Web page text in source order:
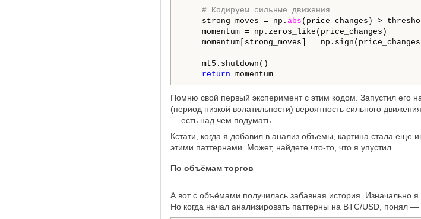
# Кодируем сильные движения
strong_moves = np. abs (price_changes) >
momentum = np.zeros_like(price_changes)
momentum[strong_moves] =
mt5.shutdown()
return momentum
Помню свой первый эксперимент с этим кодом. Запустил его
(период низкой волатильности) вероятность сильного
— есть над чем подумать.
Кстати, когда я добавил в анализ объемы, картина стала
этими паттернами. Может, найдете что-то, что я упустил.
По объёмам торгов
А вот с объёмами получилась забавная история.
Но когда начал анализировать паттерны на BTC/USD,